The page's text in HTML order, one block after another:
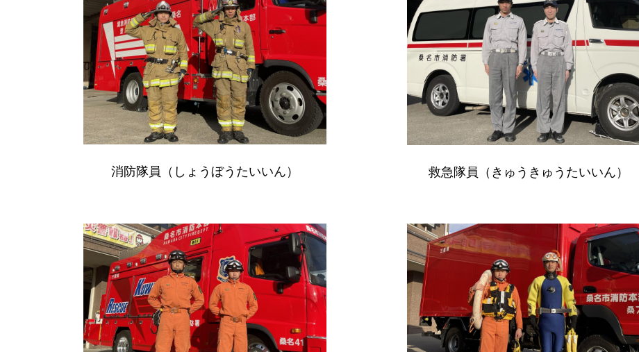
消防隊員（しょうぼうたいいん） 救急隊員（きゅうきゅうたいいん）